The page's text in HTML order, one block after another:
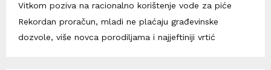
Vitkom poziva na racionalno korištenje vode za piće
Rekordan proračun, mladi ne plaćaju građevinske
dozvole, više novca porodiljama i najjeftiniji vrtić